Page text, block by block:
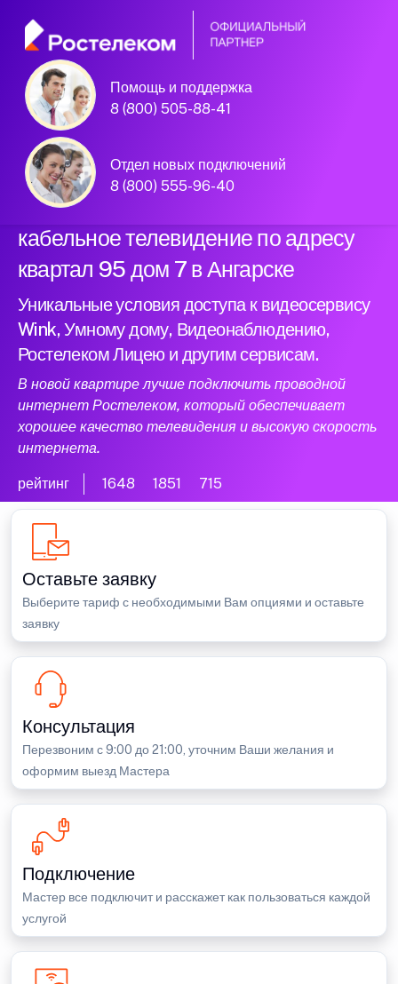
Помощь и поддержка
8 (800) 505-88-41
Отдел новых подключений
8 (800) 555-96-40
Официальный
партнер Ростелеком
Подключили новый интернет и
кабельное телевидение по адресу
квартал 95 дом 7 в Ангарске
Уникальные условия доступа к видеосервису
Wink, Умному дому, Видеонаблюдению,
Ростелеком Лицею и другим сервисам.
В новой квартире лучше подключить проводной
интернет Ростелеком, который обеспечивает
хорошее качество телевидения и высокую скорость
интернета.
рейтинг 1648 1851 715
Оставьте заявку
Выберите тариф с необходимыми Вам опциями и оставьте
заявку
Консультация
Перезвоним с 9:00 до 21:00, уточним Ваши желания и
оформим выезд Мастера
Подключение
Мастер все подключит и расскажет как пользоваться каждой
услугой